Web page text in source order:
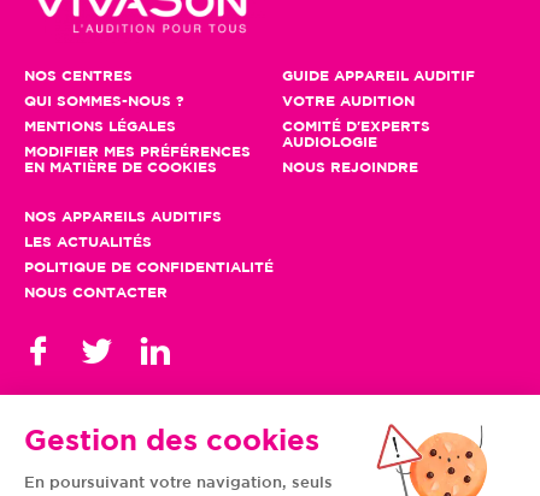
Gestion des cookies
En poursuivant votre navigation, seuls
NOS CENTRES
QUI SOMMES-NOUS ?
MENTIONS LÉGALES
MODIFIER MES PRÉFÉRENCES
EN MATIÈRE DE COOKIES
GUIDE APPAREIL AUDITIF
VOTRE AUDITION
COMITÉ D'EXPERTS
AUDIOLOGIE
NOUS REJOINDRE
NOS APPAREILS AUDITIFS
LES ACTUALITÉS
POLITIQUE DE CONFIDENTIALITÉ
NOUS CONTACTER
TOUS NOS CENTRES